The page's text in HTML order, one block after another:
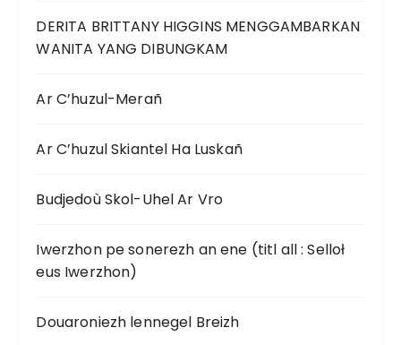
DERITA BRITTANY HIGGINS MENGGAMBARKAN
WANITA YANG DIBUNGKAM
Ar C’huzul-Merañ
Ar C’huzul Skiantel Ha Luskañ
Budjedoù Skol-Uhel Ar Vro
Iwerzhon pe sonerezh an ene (titl all : Selloł
eus Iwerzhon)
Douaroniezh lennegel Breizh